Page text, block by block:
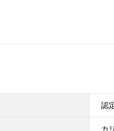
認
カ